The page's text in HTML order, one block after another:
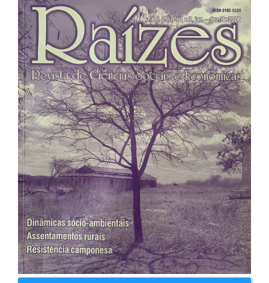
Barra
lateral
de
artigos